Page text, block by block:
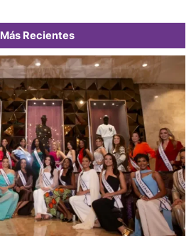
Más Recientes